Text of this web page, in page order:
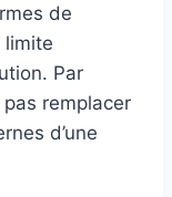
de
limite
Par
remplacer
d’une